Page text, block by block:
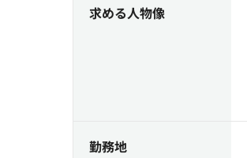
求める人物像
勤務地